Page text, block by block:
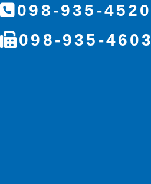
098-935-4520
098-935-4603